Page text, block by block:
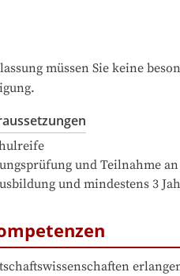
müssen Sie keine
und Teilnahme
und mindestens 3